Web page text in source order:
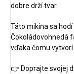
dobre drží tvar
Táto mikina sa
Čokoládovohnedá
vďaka čomu
👉 Doprajte svojej